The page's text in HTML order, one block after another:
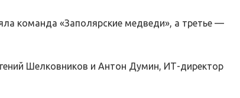
команда «Заполярские медведи», а третье —
Шелковников и Антон Думин, ИТ-директор